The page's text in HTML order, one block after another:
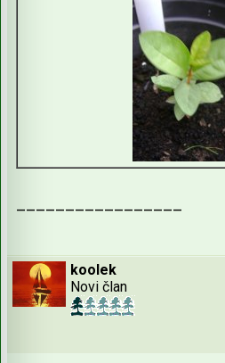
_________________
koolek
Novi član